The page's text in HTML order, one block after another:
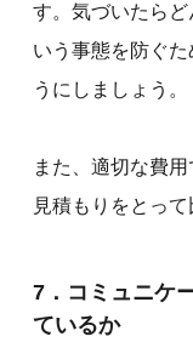
す。気づいたら
いう事態を防ぐ
うにしましょう。
また、適切な費
見積もりをとっ
7．コミュニケ
ているか